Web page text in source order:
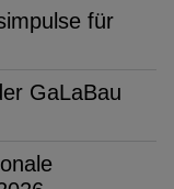
für
GaLaBau